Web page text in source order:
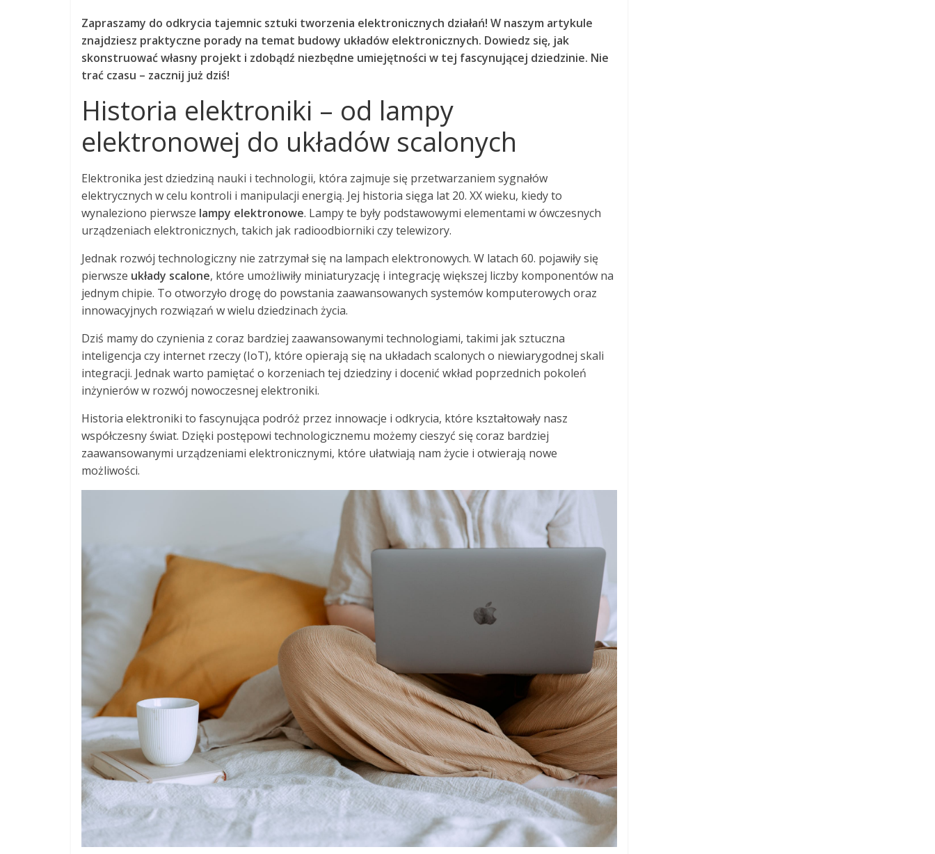
Zapraszamy do odkrycia tajemnic sztuki tworzenia elektronicznych działań! W naszym artykule
znajdziesz praktyczne porady na temat budowy układów elektronicznych. Dowiedz się, jak
skonstruować własny projekt i zdobądź niezbędne umiejętności w tej fascynującej dziedzinie. Nie
trać czasu – zacznij już dziś!
Historia elektroniki – od lampy
elektronowej do układów scalonych
Elektronika jest dziedziną nauki i technologii, która zajmuje się przetwarzaniem sygnałów
elektrycznych w celu kontroli i manipulacji energią. Jej historia sięga lat 20. XX wieku, kiedy to
wynaleziono pierwsze lampy elektronowe. Lampy te były podstawowymi elementami w ówczesnych
urządzeniach elektronicznych, takich jak radioodbiorniki czy telewizory.
Jednak rozwój technologiczny nie zatrzymał się na lampach elektronowych. W latach 60. pojawiły się
pierwsze układy scalone, które umożliwiły miniaturyzację i integrację większej liczby komponentów na
jednym chipie. To otworzyło drogę do powstania zaawansowanych systemów komputerowych oraz
innowacyjnych rozwiązań w wielu dziedzinach życia.
Dziś mamy do czynienia z coraz bardziej zaawansowanymi technologiami, takimi jak sztuczna
inteligencja czy internet rzeczy (IoT), które opierają się na układach scalonych o niewiarygodnej skali
integracji. Jednak warto pamiętać o korzeniach tej dziedziny i docenić wkład poprzednich pokoleń
inżynierów w rozwój nowoczesnej elektroniki.
Historia elektroniki to fascynująca podróż przez innowacje i odkrycia, które kształtowały nasz
współczesny świat. Dzięki postępowi technologicznemu możemy cieszyć się coraz bardziej
zaawansowanymi urządzeniami elektronicznymi, które ułatwiają nam życie i otwierają nowe
możliwości.